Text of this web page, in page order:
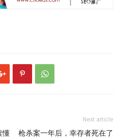
懂
Next article
枪杀案一年后，幸存者死在了